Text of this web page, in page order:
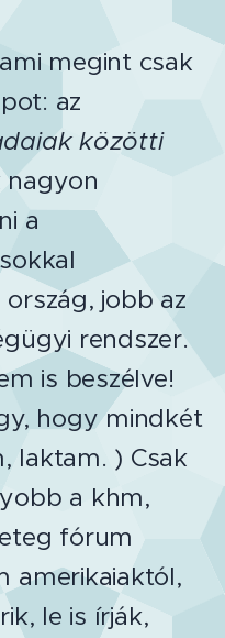
megint csak
az
közötti
nagyon
a
jobb az
rendszer.
is beszélve!
hogy mindkét
laktam. ) Csak
a khm,
fórum
amerikaiaktól,
le is írják,